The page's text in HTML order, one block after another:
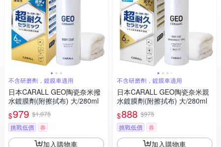
不含研磨劑，鍍膜車適用
日本CARALL GEO陶瓷奈米撥
水鍍膜劑(附擦拭布) 大/280ml
$979 $1,075
挑戰低價
券
加入購物車
不含研磨劑，鍍膜車適用
日本CARALL GEO陶瓷奈米親
水鍍膜劑(附擦拭布) 大/280ml
$888 $975
挑戰低價
券
加入購物車